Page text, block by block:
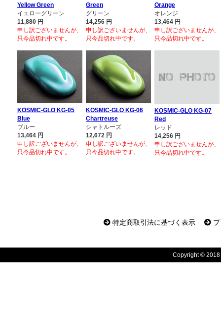
Yellow Green
イエローグリーン
11,880 円
申し訳ございませんが、
只今品切れ中です。
Green
グリーン
14,256 円
申し訳ございませんが、
只今品切れ中です。
Orange
オレンジ
13,464 円
申し訳ございませんが、
只今品切れ中です。
KOSMIC-GLO KG-05
Blue
ブルー
13,464 円
申し訳ございませんが、
只今品切れ中です。
KOSMIC-GLO KG-06
Chartreuse
シャトルーズ
12,672 円
申し訳ございませんが、
只今品切れ中です。
KOSMIC-GLO KG-07
Red
レッド
14,256 円
申し訳ございませんが、
只今品切れ中です。
特定商取引法に基づく表示
Copyright © 2018